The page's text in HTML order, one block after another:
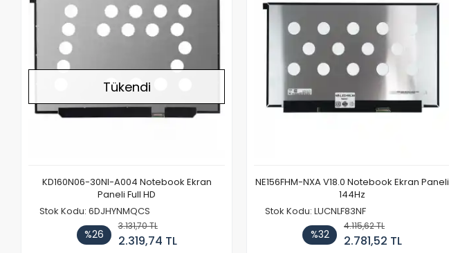
Tükendi
KD160N06-30NI-A004 Notebook Ekran
Paneli Full HD
Stok Kodu: 6DJHYNMQCS
%26
3.131,70 TL
2.319,74 TL
NE156FHM-NXA V18.0 Notebook Ekran Paneli
144Hz
Stok Kodu: LUCNLF83NF
%32
4.115,62 TL
2.781,52 TL